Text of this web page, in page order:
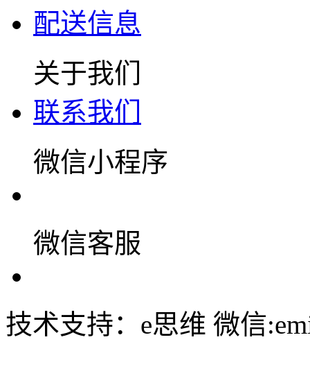
配送信息
关于我们
联系我们
微信小程序
微信客服
技术支持：e思维 微信